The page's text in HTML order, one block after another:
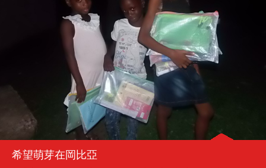
希望萌芽在岡比亞